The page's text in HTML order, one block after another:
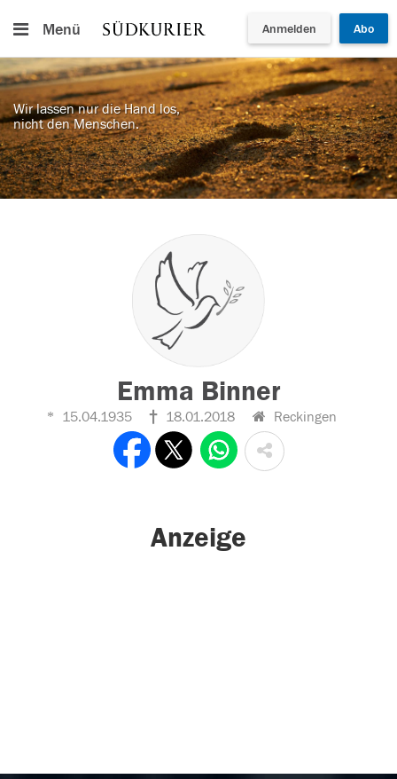
Menü Anmelden Abo
Wir lassen nur die Hand los,
nicht den Menschen.
Emma Binner
15.04.1935 18.01.2018 Reckingen
Anzeige